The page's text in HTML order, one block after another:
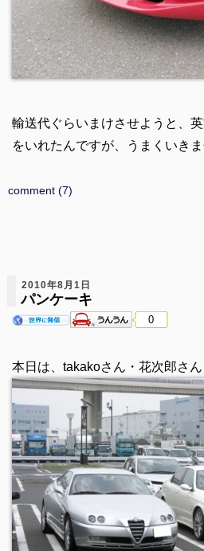
輸送代ぐらいまけさせようと、
をいれたんですが、うまくいき
comment (7)
2010年8月1日
パンケーキ
0
本日は、takakoさん・花次郎さん